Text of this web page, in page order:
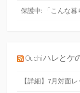
保護中: 「こんな
Ouchi ハレとケ
【詳細】7月対面